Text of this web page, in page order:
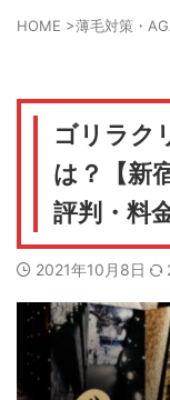
HOME >薄毛対策・
ゴリラク
は？【新
評判・料
2021年10月8日